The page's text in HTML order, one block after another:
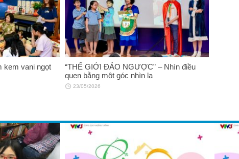
kem vani ngọt
“THẾ GIỚI ĐẢO NGƯỢC” – Nhìn điều
quen bằng một góc nhìn lạ
23/05/2026